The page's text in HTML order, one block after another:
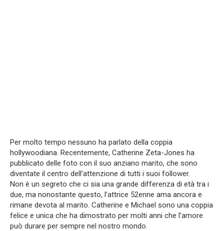
Per molto tempo nessuno ha parlato della coppia
hollywoodiana. Recentemente, Catherine Zeta-Jones ha
pubblicato delle foto con il suo anziano marito, che sono
diventate il centro dell’attenzione di tutti i suoi follower.
Non è un segreto che ci sia una grande differenza di età tra i
due, ma nonostante questo, l’attrice 52enne ama ancora e
rimane devota al marito. Catherine e Michael sono una coppia
felice e unica che ha dimostrato per molti anni che l’amore
può durare per sempre nel nostro mondo.